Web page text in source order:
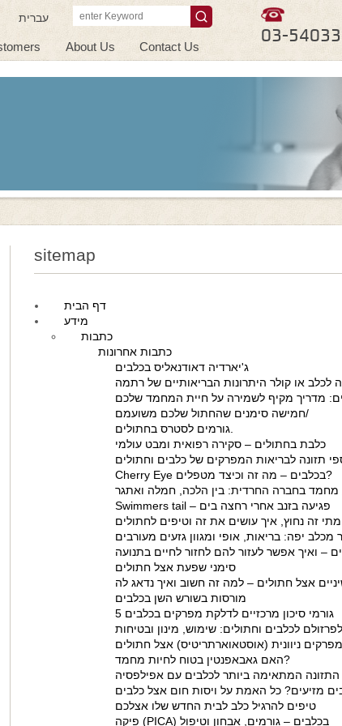
עברית
About Us Contact Us
03-
sitemap
דף הבית
מידע
כתבות
כתבות אחרונות
ג'יארדיה דאודנאליס בכלבים
לכלב או קולר היתרונות הבריאותיים של רתמה
מדריך מקיף לשמירה על חיית המחמד שלכם
חמישה סימנים שהחתול שלכם משועמם/
גורמים לסטרס בחתולים.
כלבת בחתולים – סקירה רפואית ומבט עולמי
תזונה לבריאות המפרקים של כלבים וחתולים
Cherry Eye בכלבים – מה זה וכיצד מטפלים?
מחמד בחברה החרדית: בין הלכה, חמלה ואתגר
Swimmers tail – פגיעה בזנב אחרי רחצה בים
מתי זה נחוץ, איך עושים את זה וטיפים לחתולים
מכלב יפה: בריאות, אופי ומגוון גזעים מעורבים
– ואיך אפשר לעזור להם לחזור לחיים בתנועה
סימני שפעת אצל חתולים
מורסות בשורש השן בכלבים
5 גורמי סיכון מרכזיים לדלקת מפרקים בכלבים
לכלבים וחתולים: שימוש, מינון ובטיחות
ניוונית (אוסטאוארתריטיס) אצל חתולים
האם גאבאפנטין בטוח לחיות מחמד?
מזיעים? כל האמת על ויסות חום אצל כלבים
טיפים להרגיל כלב לבית החדש שלו אצלכם
פיקה (PICA) בכלבים – גורמים, אבחון וטיפול